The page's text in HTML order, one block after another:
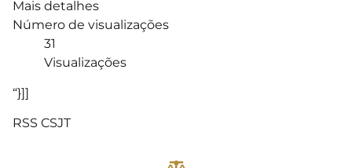
Mais detalhes
Número de visualizações
31
Visualizações
“}]]
RSS CSJT